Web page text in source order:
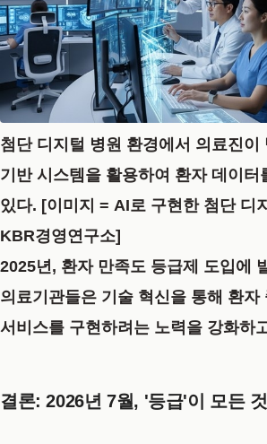
첨단 디지털 병원 환경에서 의료진이
기반 시스템을 활용하여 환자 데이터
있다. [이미지 = AI로 구현한 첨단 디
KBR경영연구소]
2025년, 환자 만족도 등급제 도입에
의료기관들은 기술 혁신을 통해 환자
서비스를 구현하려는 노력을 강화하
결론: 2026년 7월, '등급'이 모든